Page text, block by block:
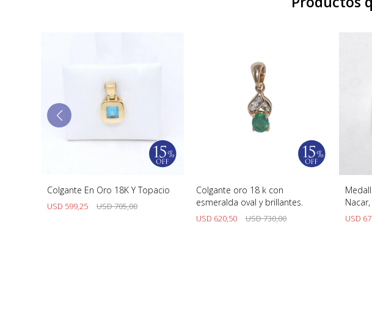
Colgante En Oro 18K Y Topacio
USD 599,25 USD705,00
Colgante oro 18 k con
esmeralda oval y brillantes.
USD 620,50 USD730,00 USD